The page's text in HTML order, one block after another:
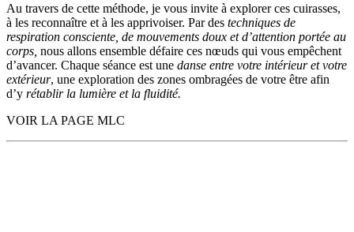
Au travers de cette méthode, je vous invite à explorer ces cuirasses,
à les reconnaître et à les apprivoiser. Par des techniques de
respiration consciente, de mouvements doux et d’attention portée au
corps, nous allons ensemble défaire ces nœuds qui vous empêchent
d’avancer. Chaque séance est une danse entre votre intérieur et votre
extérieur, une exploration des zones ombragées de votre être afin
d’y rétablir la lumière et la fluidité.
VOIR LA PAGE MLC